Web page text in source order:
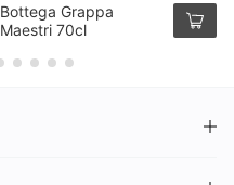
Bottega Grappa
Maestri 70cl